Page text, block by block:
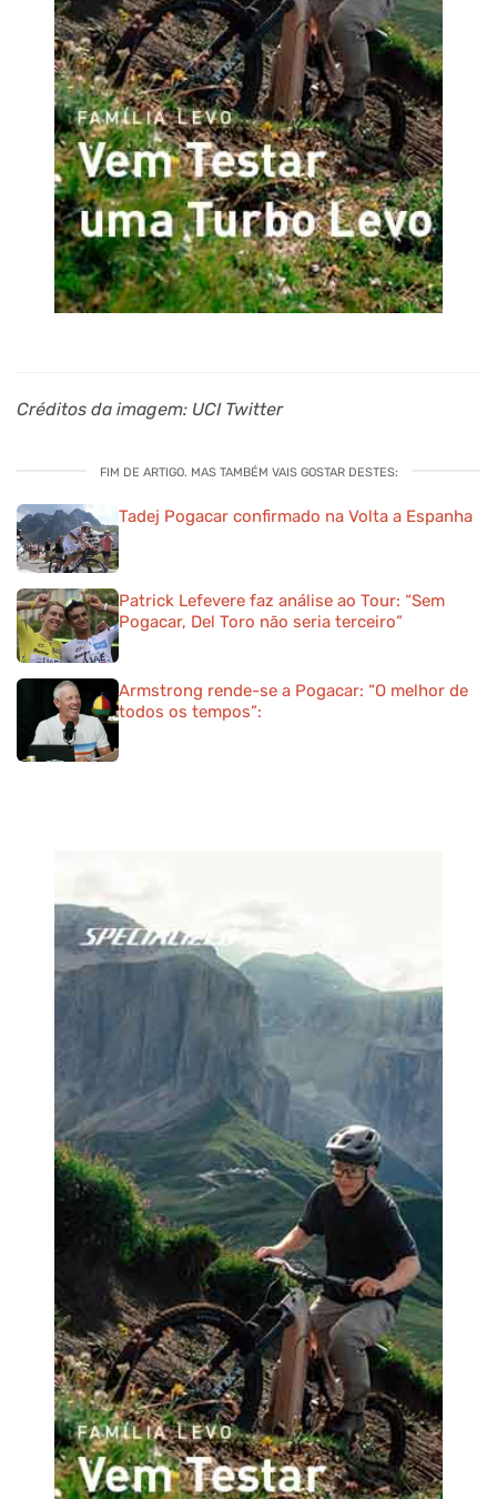
Créditos da imagem: UCI Twitter
FIM DE ARTIGO. MAS TAMBÉM VAIS GOSTAR DESTES:
Tadej Pogacar confirmado na Volta a Espanha
Patrick Lefevere faz análise ao Tour: “Sem
Pogacar, Del Toro não seria terceiro”
Armstrong rende-se a Pogacar: “O melhor de
todos os tempos”: